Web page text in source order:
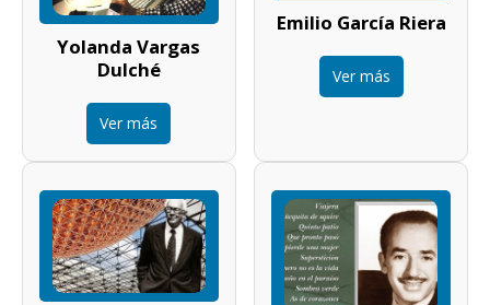
Yolanda Vargas
Dulché
Ver más
Emilio García Riera
Ver más